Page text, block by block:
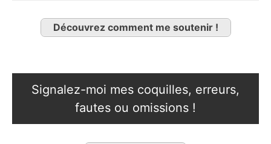
Découvrez comment me soutenir !
Signalez-moi mes coquilles, erreurs,
fautes ou omissions !